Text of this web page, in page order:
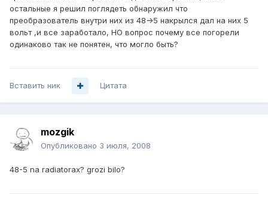
остальные я решил поглядеть обнаружил что
преобразователь внутри них из 48->5 накрылся дал на них 5
вольт ,и все заработало, НО вопрос почему все погорели
одинаково так не понятен, что могло быть?
Вставить ник Цитата
mozgik
Опубликовано 3 июля, 2008
48-5 na radiatorax? grozi bilo?